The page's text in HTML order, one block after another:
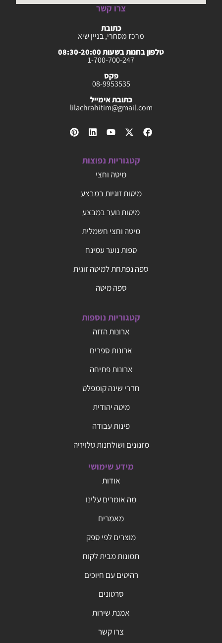
צרו קשר
כתובת
מרכז מסחרי, בניין שיא
טלפון בחנות בשעות 08:30-20:00
1-700-700-247
פקס
08-9953535
כתובת אימייל
lilachrahitim@gmail.com
קטגוריות נפוצות
מיטה וחצי
מיטות זוגיות במבצע
מיטות נוער במבצע
מיטה וחצי חשמלית
ספות נוער עמינח
ספה נפתחת למיטה זוגית
ספה מיטה
קטגוריות נוספות
ארונות הזזה
ארונות ספרים
ארונות פתיחה
חדרי שינה קומפלט
מיטה יהודית
פינות עבודה
מזנונים ושולחנות טלויזיה
מידע שימושי
אודות
מה אומרים עלינו
מאמרים
מוצרים לפי ספק
תמונות מבית לקוח
רהיטים עם חיוכים
סרטונים
אמנת שירות
צרו קשר